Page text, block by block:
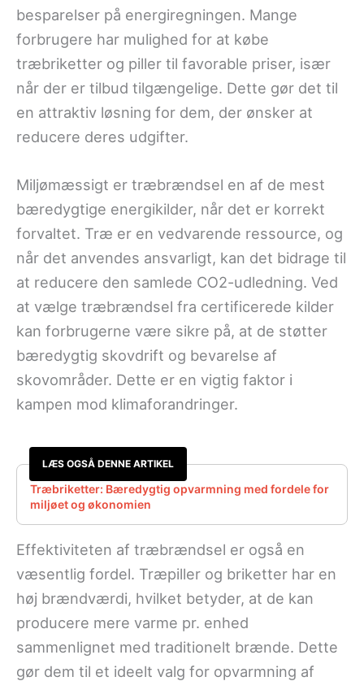
besparelser på energiregningen. Mange
forbrugere har mulighed for at købe
træbriketter og piller til favorable priser, især
når der er tilbud tilgængelige. Dette gør det til
en attraktiv løsning for dem, der ønsker at
reducere deres udgifter.
Miljømæssigt er træbrændsel en af de mest
bæredygtige energikilder, når det er korrekt
forvaltet. Træ er en vedvarende ressource, og
når det anvendes ansvarligt, kan det bidrage til
at reducere den samlede CO2-udledning. Ved
at vælge træbrændsel fra certificerede kilder
kan forbrugerne være sikre på, at de støtter
bæredygtig skovdrift og bevarelse af
skovområder. Dette er en vigtig faktor i
kampen mod klimaforandringer.
LÆS OGSÅ DENNE ARTIKEL
Træbriketter: Bæredygtig opvarmning med fordele for
miljøet og økonomien
Effektiviteten af træbrændsel er også en
væsentlig fordel. Træpiller og briketter har en
høj brændværdi, hvilket betyder, at de kan
producere mere varme pr. enhed
sammenlignet med traditionelt brænde. Dette
gør dem til et ideelt valg for opvarmning af